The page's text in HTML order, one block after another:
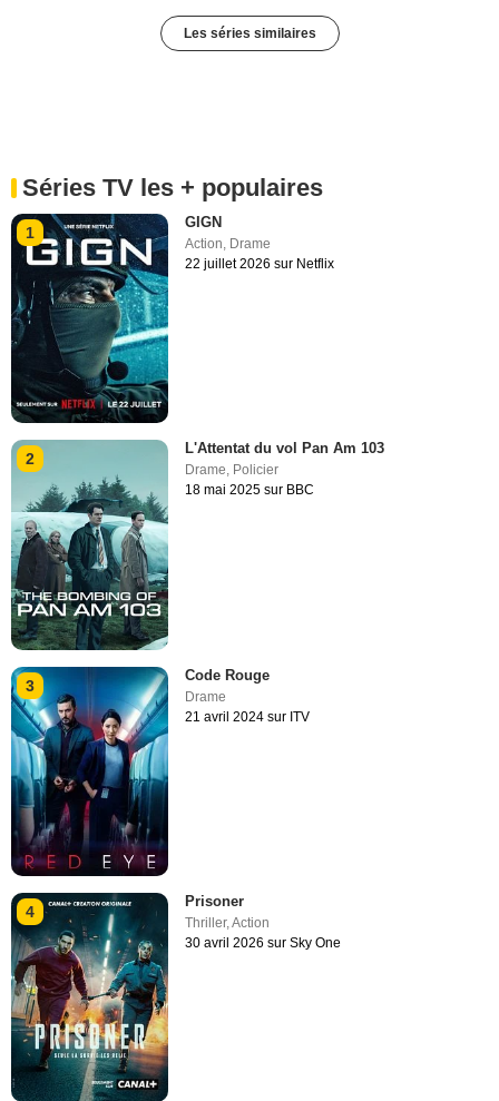
Les séries similaires
Séries TV les + populaires
1
GIGN
Action, Drame
22 juillet 2026 sur Netflix
2
L'Attentat du vol Pan Am 103
Drame, Policier
18 mai 2025 sur BBC
3
Code Rouge
Drame
21 avril 2024 sur ITV
4
Prisoner
Thriller,Action
30 avril 2026 sur Sky One